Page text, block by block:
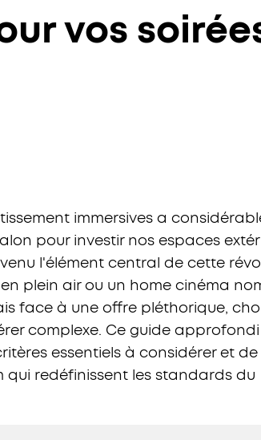
vos
immersives a
pour investir nos espaces
l'élément central de cette
plein air ou un home cinéma
face à une offre pléthorique,
complexe. Ce guide
essentiels à considérer et de
qui redéfinissent les standards du